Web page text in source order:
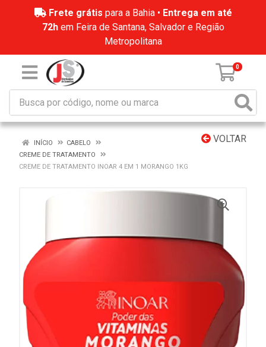
Frete grátis para a Bahia • Entrega em até
72hem Feira de Santana, Salvador e Região
Metropolitana
0
VOLTAR
INÍCIO
CABELO
CREME DE TRATAMENTO
CREME DE TRATAMENTO INOAR 4 EM 1 MORANGO 1KG